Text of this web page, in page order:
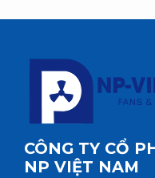
CÔNG TY CỔ
NP VIỆT NAM